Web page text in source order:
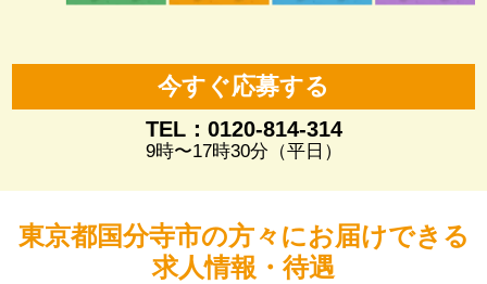
今すぐ応募する
TEL：0120-814-314
9時〜17時30分（平日）
東京都国分寺市の方々にお届けできる
求人情報・待遇